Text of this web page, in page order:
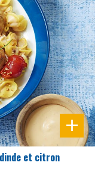
et citron